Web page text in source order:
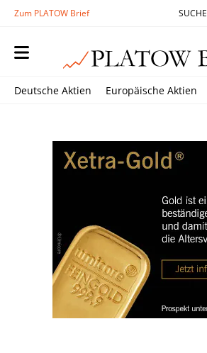
Zum PLATOW Brief SUCHE
Deutsche Aktien Europäische Aktien